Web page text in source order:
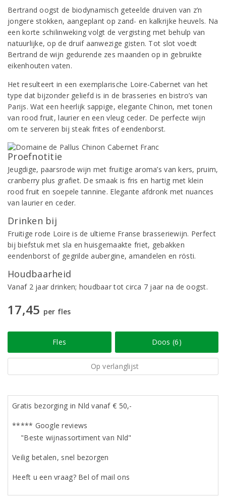
Bertrand oogst de biodynamisch geteelde druiven van z’n
jongere stokken, aangeplant op zand- en kalkrijke heuvels. Na
een korte schilinweking volgt de vergisting met behulp van
natuurlijke, op de druif aanwezige gisten. Tot slot voedt
Bertrand de wijn gedurende zes maanden op in gebruikte
eikenhouten vaten.
Het resulteert in een exemplarische Loire-Cabernet van het
type dat bijzonder geliefd is in de brasseries en bistro’s van
Parijs. Wat een heerlijk sappige, elegante Chinon, met tonen
van rood fruit, laurier en een vleug ceder. De perfecte wijn
om te serveren bij steak frites of eendenborst.
Proefnotitie
Jeugdige, paarsrode wijn met fruitige aroma’s van kers, pruim,
cranberry plus grafiet. De smaak is fris en hartig met klein
rood fruit en soepele tannine. Elegante afdronk met nuances
van laurier en ceder.
Drinken bij
Fruitige rode Loire is de ultieme Franse brasseriewijn. Perfect
bij biefstuk met sla en huisgemaakte friet, gebakken
eendenborst of gegrilde aubergine, amandelen en rösti.
Houdbaarheid
Vanaf 2 jaar drinken; houdbaar tot circa 7 jaar na de oogst.
17,45 per fles
Fles Doos (6)
Op verlanglijst
Gratis bezorging in Nld vanaf € 50,-
***** Google reviews
"Beste wijnassortiment van Nld"
Veilig betalen, snel bezorgen
Heeft u een vraag? Bel of mail ons